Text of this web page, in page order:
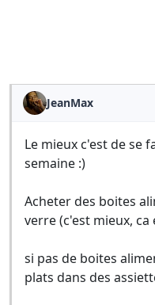
JeanMax
Le mieux c'est de se
semaine :)
Acheter des boites
verre (c'est mieux,
si pas de boites
plats dans des